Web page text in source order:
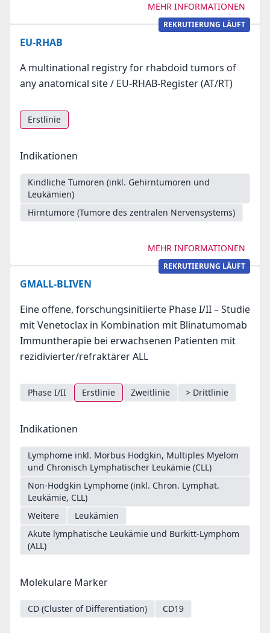
MEHR INFORMATIONEN
REKRUTIERUNG LÄUFT
EU-RHAB
A multinational registry for rhabdoid tumors of
any anatomical site / EU-RHAB-Register (AT/RT)
Erstlinie
Indikationen
Kindliche Tumoren (inkl. Gehirntumoren und
Leukämien)
Hirntumore (Tumore des zentralen Nervensystems)
MEHR INFORMATIONEN
REKRUTIERUNG LÄUFT
GMALL-BLIVEN
Eine offene, forschungsinitiierte Phase I/II – Studie
mit Venetoclax in Kombination mit Blinatumomab
Immuntherapie bei erwachsenen Patienten mit
rezidivierter/refraktärer ALL
Phase I/II Erstlinie Zweitlinie > Drittlinie
Indikationen
Lymphome inkl. Morbus Hodgkin, Multiples Myelom
und Chronisch Lymphatischer Leukämie (CLL)
Non-Hodgkin Lymphome (inkl. Chron. Lymphat.
Leukämie, CLL)
Weitere
Leukämien
Akute lymphatische Leukämie und Burkitt-Lymphom
(ALL)
Molekulare Marker
CD (Cluster of Differentiation) CD19